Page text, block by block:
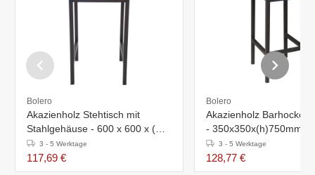
Bolero
Akazienholz Stehtisch mit
Stahlgehäuse - 600 x 600 x (H)
1000 mm
3 - 5 Werktage
117,69 €
Bolero
Akazienholz Barhocker
- 350x350x(h)750mm
3 - 5 Werktage
128,77 €